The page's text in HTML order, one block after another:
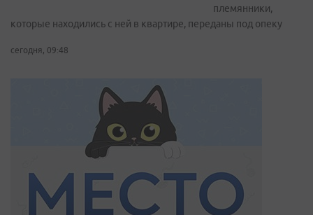
племянники,
которые находились с ней в квартире, переданы под опеку
сегодня, 09:48